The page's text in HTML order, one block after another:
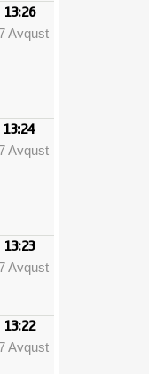
13:26
Avqust
13:24
Avqust
13:23
Avqust
13:22
Avqust